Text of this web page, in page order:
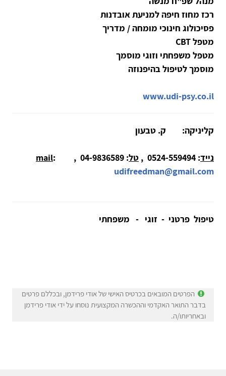
רכז מחוז חיפה למניעת אובדנות
פסיכולוג חינוכי מומחה / מדריך
​​​​​​​מטפל CBT
מטפל משפחתי וזוגי מוסמך
מוסמך לטיפול בהיפנוזה
www.udi-psy.co.il
קליניקה: ק. טבעון
נייד: 0524-559494 , טל: 04-9836589 ,
mail:
udifreedman@gmail.com
טיפול פרטני - זוגי - משפחתי
הפרטים המובאים בכרטיס האישי של אודי פרידמן, ובכללם פרטים
בדבר התואר האקדמי וההכשרה המקצועית נוסחו על ידי אודי פרידמן
ובאחריותו/ה.